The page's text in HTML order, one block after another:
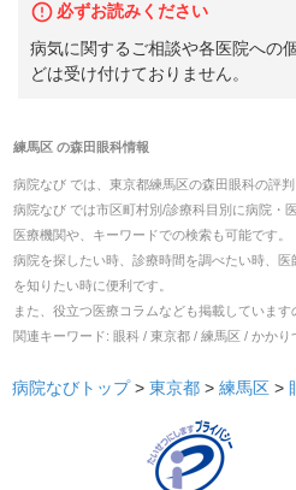
必ずお読みください
病気に関するご相談や各医院への
どは受け付けておりません。
練馬区の森田眼科情報
病院なび では、 東京都練馬区の森田眼科の評
病院なび では市区町村別/診療科目別に病院・
医療機関や、キーワードでの検索も可能です。
病院を探したい時、診療時間を調べたい時、
を知りたい時に便利です。
また、役立つ医療コラムなども掲載しています
関連キーワード: 眼科 / 東京都 / 練馬区 / かかり
病院なびトップ > 東京都 > 練馬区 >